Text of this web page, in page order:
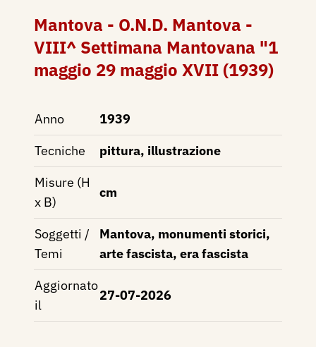
Mantova - O.N.D. Mantova -
VIII^ Settimana Mantovana "1
maggio 29 maggio XVII (1939)
Anno
1939
Tecniche
pittura, illustrazione
Misure (H
x B)
cm
Soggetti /
Temi
Mantova, monumenti storici,
arte fascista, era fascista
Aggiornato
il
27-07-2026